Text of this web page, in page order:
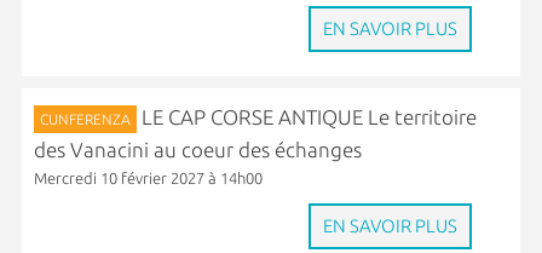
EN SAVOIR PLUS
CUNFERENZA
LE CAP CORSE ANTIQUE Le territoire
des Vanacini au coeur des échanges
Mercredi 10 février 2027 à 14h00
EN SAVOIR PLUS